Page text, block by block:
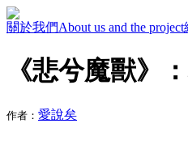
關於我們About us and the project
《悲兮魔獸》
作者： 愛說矣